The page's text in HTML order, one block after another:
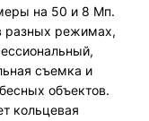
на 50 и 8 Мп.
разных режимах,
съемка и
объектов.
кольцевая